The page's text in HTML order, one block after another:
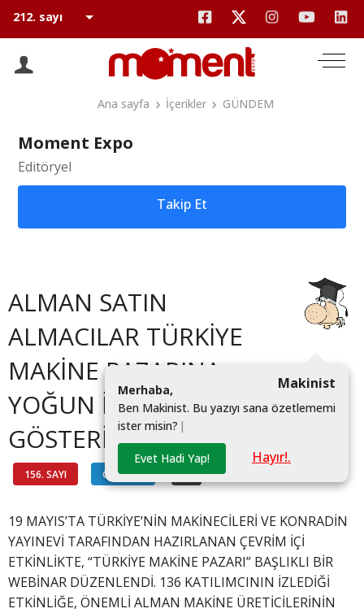
Ana sayfa İçerikler GÜNDEM
Moment Expo
Editöryel
Takip Et
ALMAN SATIN
ALMACILAR TÜRKİYE
MAKİNE PAZARINA
YOĞUN İLGİ
GÖSTERİYOR
156. SAYI GÜNDEM #
Makinist
Merhaba,
Ben Makinist. Bu yazıyı sana özetlememi
ister misin? |
Evet Hadi Yap! Hayır!.
19 MAYIS’TA TÜRKİYE’NİN MAKİNECİLERİ VE KONRADİN
YAYINEVİ TARAFINDAN HAZIRLANAN ÇEVRİM İÇİ
ETKİNLİKTE, “TÜRKİYE MAKİNE PAZARI” BAŞLIKLI BİR
WEBİNAR DÜZENLENDİ. 136 KATILIMCININ İZLEDİĞİ
ETKİNLİĞE, ÖNEMLİ ALMAN MAKİNE ÜRETİCİLERİNİN